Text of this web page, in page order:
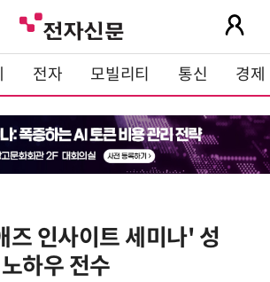
전자 모빌리티 통신 경제
즈 인사이트 세미나' 성
하우 전수